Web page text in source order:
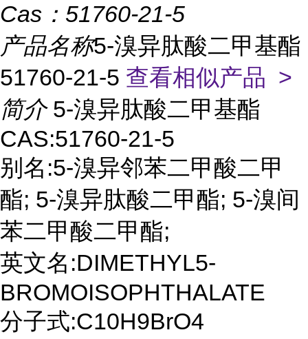
Cas： 51760-21-5
产品名称5-溴异肽酸二甲基酯
51760-21-5 查看相似产品 >
简介 5-溴异肽酸二甲基酯
CAS:51760-21-5
别名:5-溴异邻苯二甲酸二甲
酯; 5-溴异肽酸二甲酯; 5-溴间
苯二甲酸二甲酯;
英文名:DIMETHYL5-
BROMOISOPHTHALATE
分子式:C10H9BrO4